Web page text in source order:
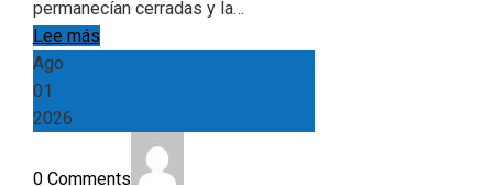
permanecían cerradas y la…
Lee más
Ago
01
2026
0 Comments